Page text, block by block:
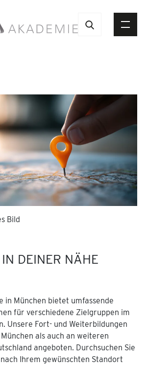
DEINER NÄHE
in München bietet umfassende
für verschiedene Zielgruppen im
Unsere Fort- und Weiterbildungen
als auch an weiteren
angeboten. Durchsuchen Sie
Ihrem gewünschten Standort
Bild